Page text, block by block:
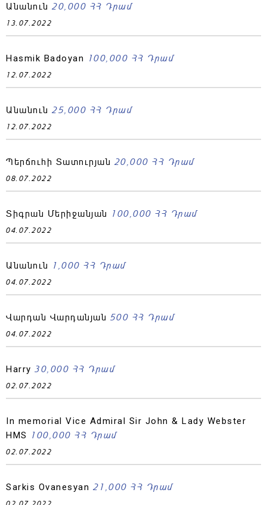
Անանուն 20,000 ՀՀ Դրամ
13.07.2022
Hasmik Badoyan 100,000 ՀՀ Դրամ
12.07.2022
Անանուն 25,000 ՀՀ Դրամ
12.07.2022
Պերճուհի Տատուրյան 20,000 ՀՀ Դրամ
08.07.2022
Տիգրան Մերիջանյան 100,000 ՀՀ Դրամ
04.07.2022
Անանուն 1,000 ՀՀ Դրամ
04.07.2022
Վարդան Վարդանյան 500 ՀՀ Դրամ
04.07.2022
Harry 30,000 ՀՀ Դրամ
02.07.2022
In memorial Vice Admiral Sir John & Lady Webster
HMS
100,000 ՀՀ Դրամ
02.07.2022
Sarkis Ovanesyan 21,000 ՀՀ Դրամ